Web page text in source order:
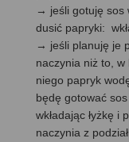
→ jeśli gotuję sos
dusić papryki:
→ jeśli planuję je
naczynia niż to,
niego papryk
będę gotować
wkładając łyżkę i
naczynia z